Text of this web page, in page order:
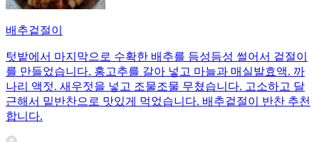
배추겉절이
텃밭에서 마지막으로 수확한 배추를 듬성듬성 썰어서 겉절이
를 만들었습니다. 홍고추를 갈아 넣고 마늘과 매실발효액. 까
나리 액젓. 새우젓을 넣고 조물조물 무쳤습니다. 고소하고 달
근해서 밑반찬으로 맛있게 먹었습니다. 배추겉절이 반찬 추천
합니다.